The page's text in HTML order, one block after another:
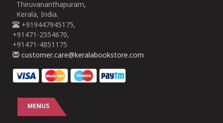
Thiruvananthapuram,
Kerala, India.
+919447945175,
+91471-2554670,
+91471-4851175
customer.care@keralabookstore.com
MENUS